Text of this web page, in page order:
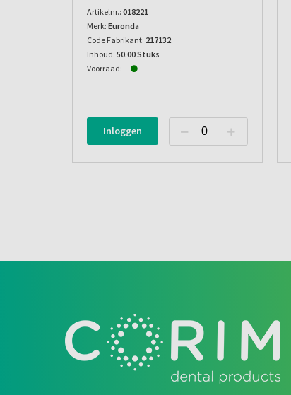
Artikelnr.: 018221
Merk: Euronda
Code Fabrikant: 217132
Inhoud: 50.00 Stuks
Voorraad:
Inloggen